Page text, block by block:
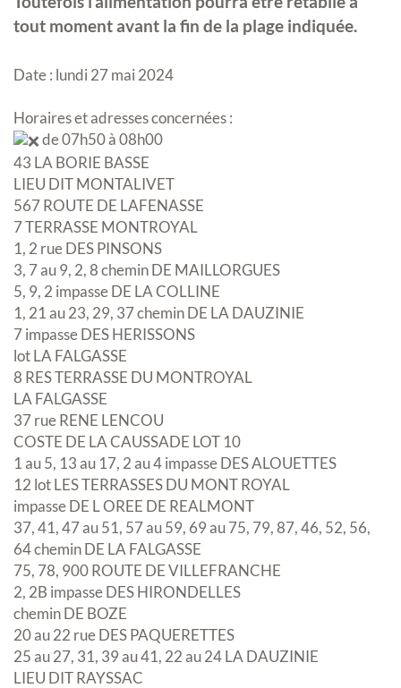
tout moment avant la fin de la plage indiquée.
Date : lundi 27 mai 2024
Horaires et adresses concernées :
de 07h50 à 08h00
43 LA BORIE BASSE
LIEU DIT MONTALIVET
567 ROUTE DE LAFENASSE
7 TERRASSE MONTROYAL
1, 2 rue DES PINSONS
3, 7 au 9, 2, 8 chemin DE MAILLORGUES
5, 9, 2 impasse DE LA COLLINE
1, 21 au 23, 29, 37 chemin DE LA DAUZINIE
7 impasse DES HERISSONS
lot LA FALGASSE
8 RES TERRASSE DU MONTROYAL
LA FALGASSE
37 rue RENE LENCOU
COSTE DE LA CAUSSADE LOT 10
1 au 5, 13 au 17, 2 au 4 impasse DES ALOUETTES
12 lot LES TERRASSES DU MONT ROYAL
impasse DE L OREE DE REALMONT
37, 41, 47 au 51, 57 au 59, 69 au 75, 79, 87, 46, 52, 56,
64 chemin DE LA FALGASSE
75, 78, 900 ROUTE DE VILLEFRANCHE
2, 2B impasse DES HIRONDELLES
chemin DE BOZE
20 au 22 rue DES PAQUERETTES
25 au 27, 31, 39 au 41, 22 au 24 LA DAUZINIE
LIEU DIT RAYSSAC